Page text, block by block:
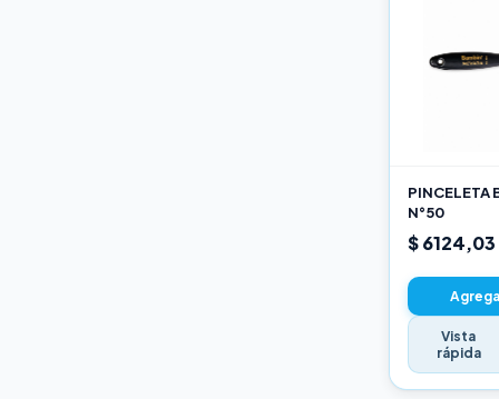
PINCELETA
N°50
$ 6124,03
Vista
rápida